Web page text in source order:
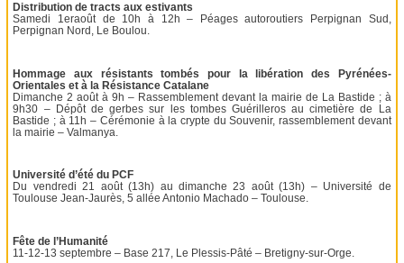
Distribution de tracts aux estivants
Samedi 1eraoût de 10h à 12h – Péages autoroutiers Perpignan Sud,
Perpignan Nord, Le Boulou.
Hommage aux résistants tombés pour la libération des Pyrénées-
Orientales et à la Résistance Catalane
Dimanche 2 août à 9h – Rassemblement devant la mairie de La Bastide ; à
9h30 – Dépôt de gerbes sur les tombes Guérilleros au cimetière de La
Bastide ; à 11h – Cérémonie à la crypte du Souvenir, rassemblement devant
la mairie – Valmanya.
Université d’été du PCF
Du vendredi 21 août (13h) au dimanche 23 août (13h) – Université de
Toulouse Jean-Jaurès, 5 allée Antonio Machado – Toulouse.
Fête de l’Humanité
11-12-13 septembre – Base 217, Le Plessis-Pâté – Bretigny-sur-Orge.